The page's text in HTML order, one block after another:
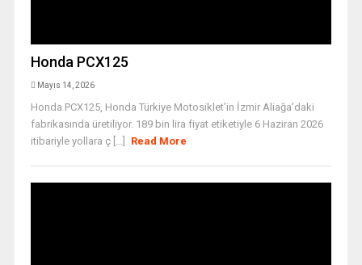
Honda PCX125
Mayıs 14, 2026
Honda PCX125, Honda Türkiye Motosiklet’in İzmir Aliağa’daki
fabrikasında üretiliyor. 189 bin lira fiyat etiketiyle 6 Haziran 2026
itibariyle yollara ç [...]
Read More